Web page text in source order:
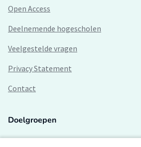
Open Access
Deelnemende hogescholen
Veelgestelde vragen
Privacy Statement
Contact
Doelgroepen